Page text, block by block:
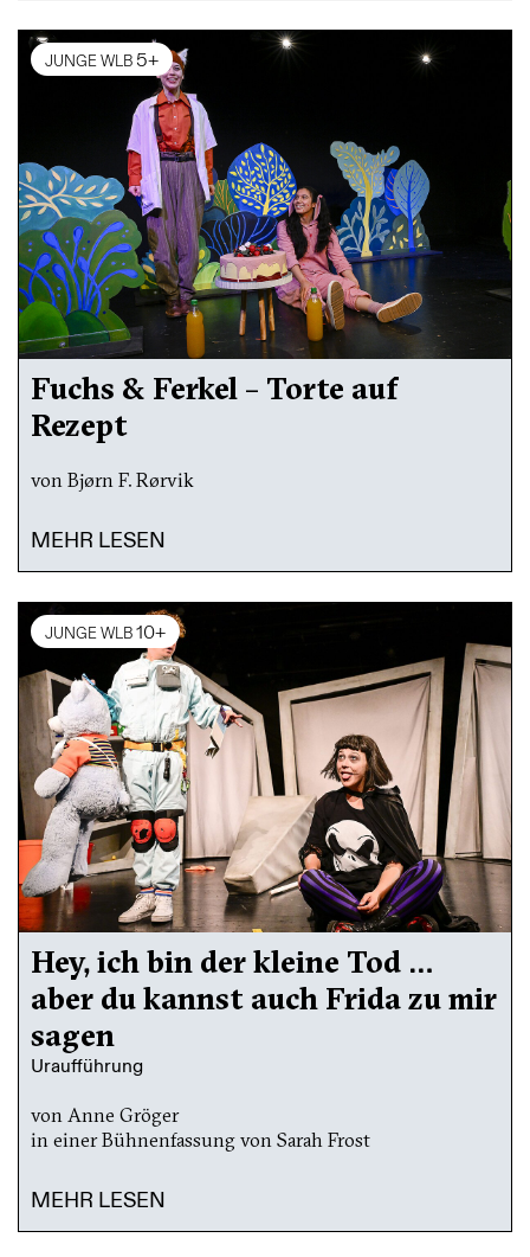
JUNGE WLB 5+
Fuchs & Ferkel – Torte auf
Rezept
von Bjørn F. Rørvik
MEHR LESEN
JUNGE WLB10+
Hey, ich bin der kleine Tod …
aber du kannst auch Frida zu mir
sagen
Uraufführung
von Anne Gröger
in einer Bühnenfassung von Sarah Frost
MEHR LESEN